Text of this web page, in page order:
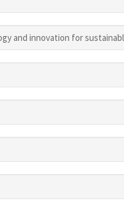
and innovation for